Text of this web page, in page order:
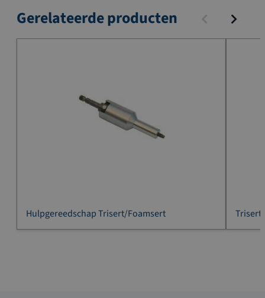
Gerelateerde producten
Hulpgereedschap Trisert/Foamsert